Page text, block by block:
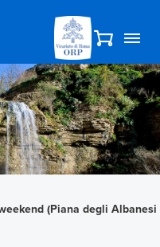
(Piana degli Albanesi